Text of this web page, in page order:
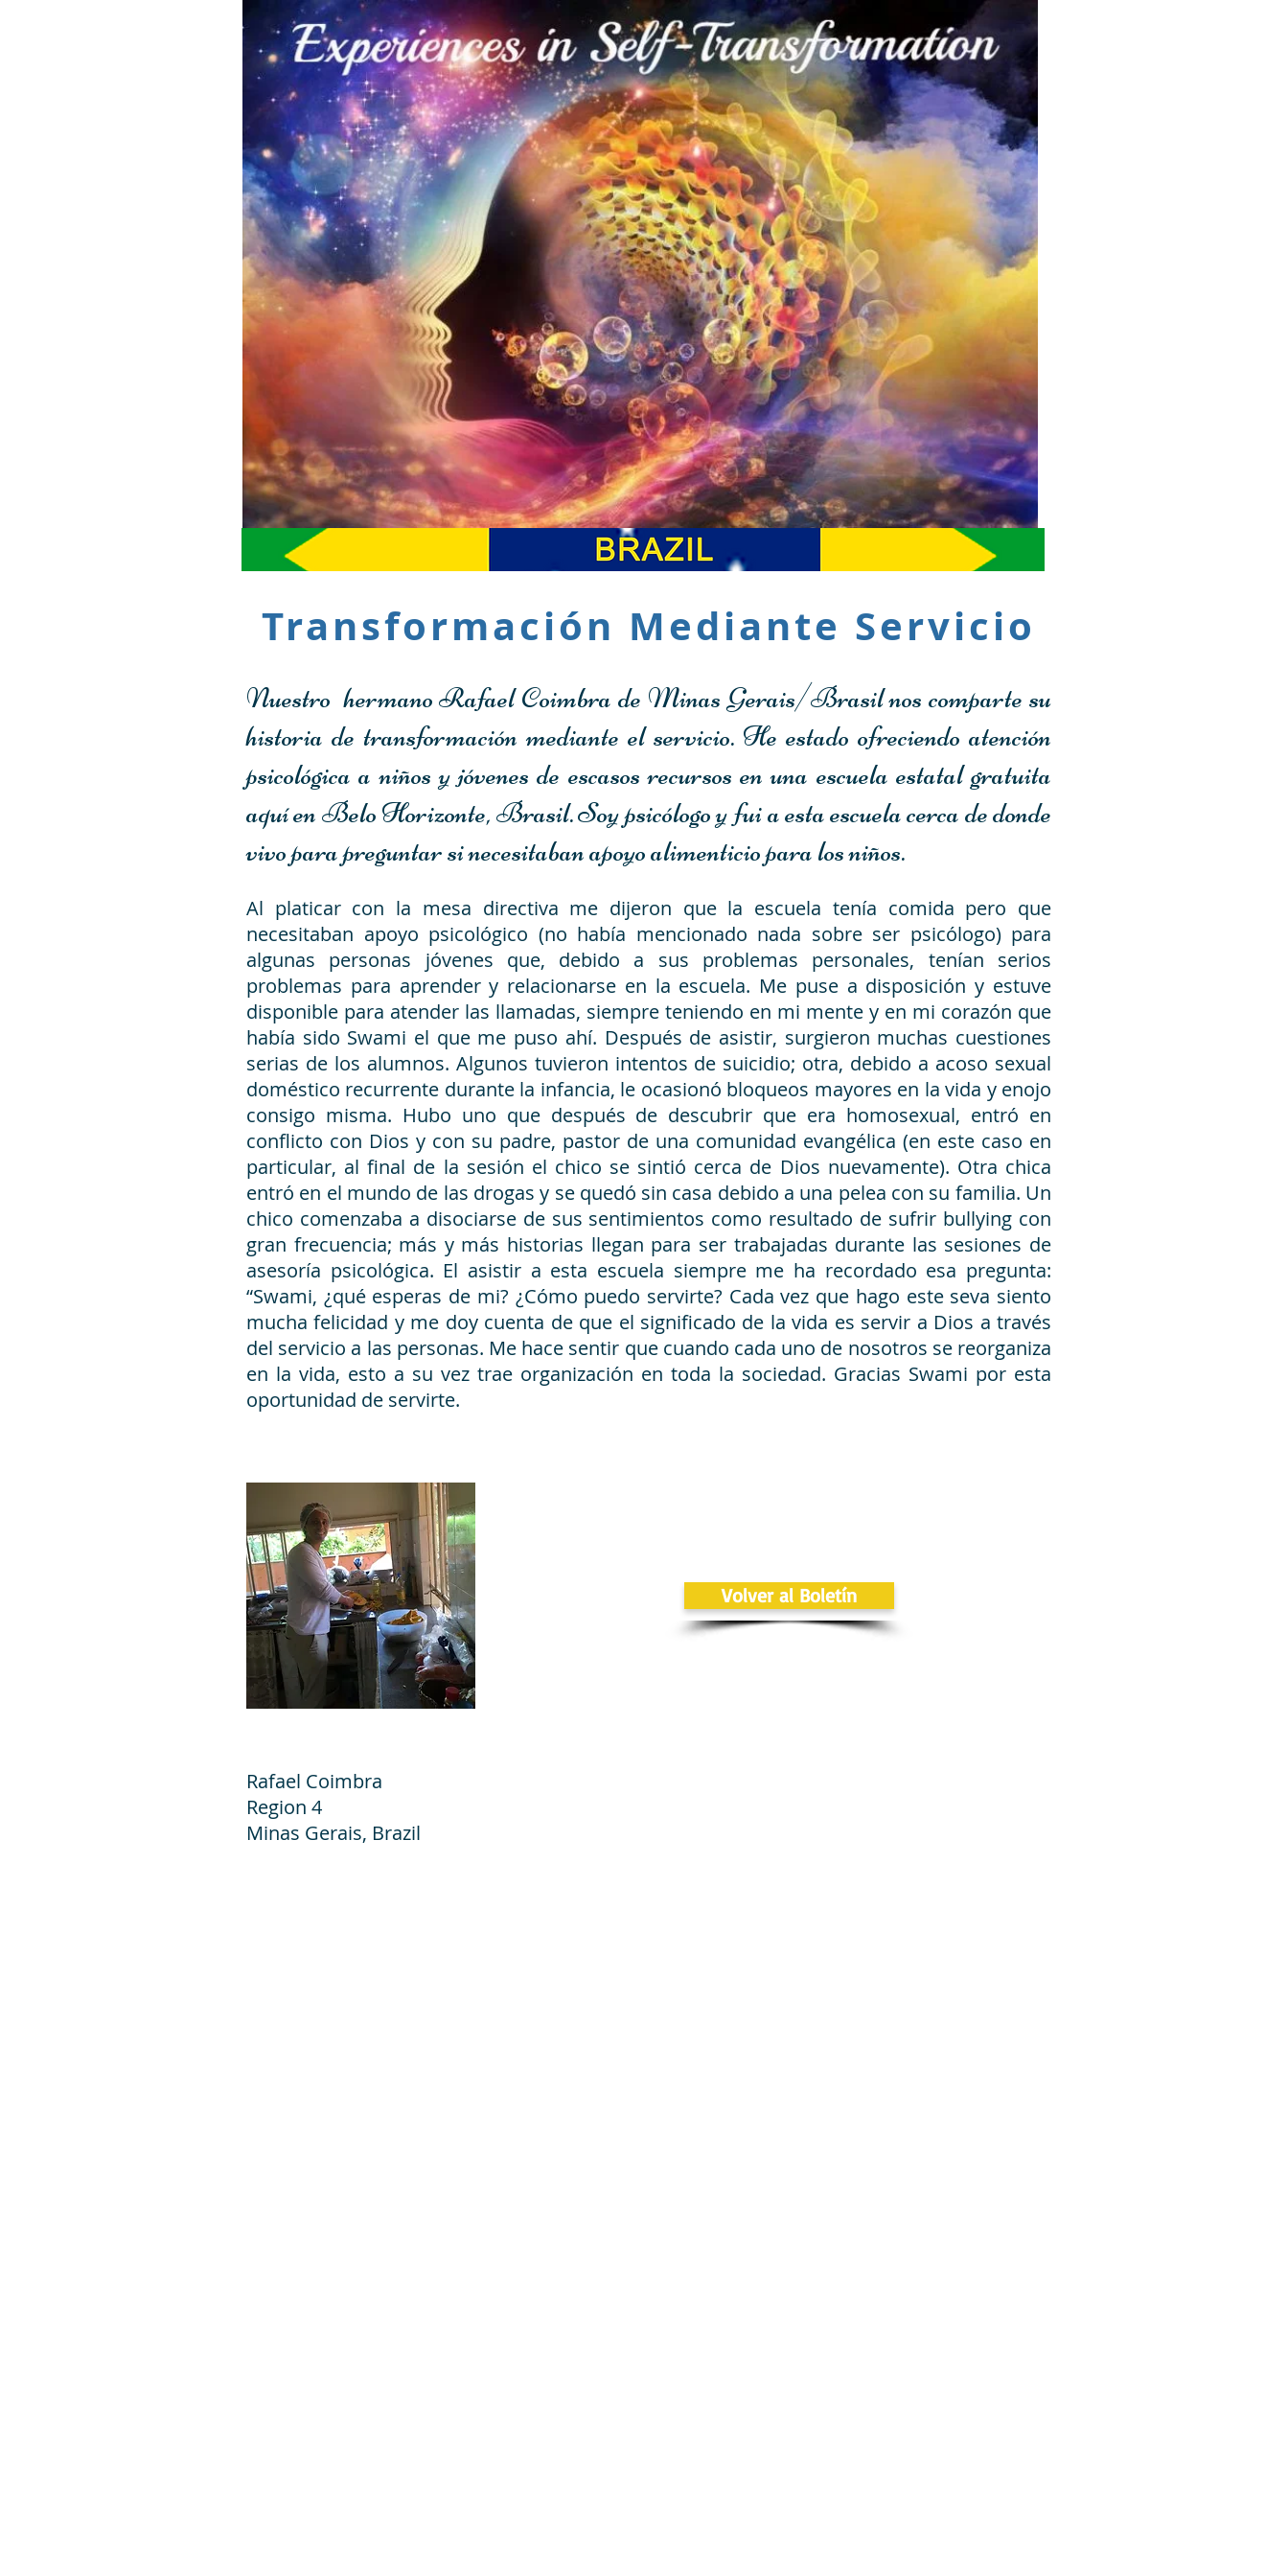
Transformación Mediante Servicio
Nuestro hermano Rafael Coimbra de Minas Gerais/Brasil nos comparte su
historia de transformación mediante el servicio. He estado ofreciendo atención
psicológica a niños y jóvenes de escasos recursos en una escuela estatal gratuita
aquí en Belo Horizonte, Brasil. Soy psicólogo y fui a esta escuela cerca de donde
vivo para preguntar si necesitaban apoyo alimenticio para los niños.
Al platicar con la mesa directiva me dijeron que la escuela tenía comida pero que
necesitaban apoyo psicológico (no había mencionado nada sobre ser psicólogo) para
algunas personas jóvenes que, debido a sus problemas personales, tenían serios
problemas para aprender y relacionarse en la escuela. Me puse a disposición y estuve
disponible para atender las llamadas, siempre teniendo en mi mente y en mi corazón que
había sido Swami el que me puso ahí. Después de asistir, surgieron muchas cuestiones
serias de los alumnos. Algunos tuvieron intentos de suicidio; otra, debido a acoso sexual
doméstico recurrente durante la infancia, le ocasionó bloqueos mayores en la vida y enojo
consigo misma. Hubo uno que después de descubrir que era homosexual, entró en
conflicto con Dios y con su padre, pastor de una comunidad evangélica (en este caso en
particular, al final de la sesión el chico se sintió cerca de Dios nuevamente). Otra chica
entró en el mundo de las drogas y se quedó sin casa debido a una pelea con su familia. Un
chico comenzaba a disociarse de sus sentimientos como resultado de sufrir bullying con
gran frecuencia; más y más historias llegan para ser trabajadas durante las sesiones de
asesoría psicológica. El asistir a esta escuela siempre me ha recordado esa pregunta:
“Swami, ¿qué esperas de mi? ¿Cómo puedo servirte? Cada vez que hago este seva siento
mucha felicidad y me doy cuenta de que el significado de la vida es servir a Dios a través
del servicio a las personas. Me hace sentir que cuando cada uno de nosotros se reorganiza
en la vida, esto a su vez trae organización en toda la sociedad. Gracias Swami por esta
oportunidad de servirte.
Volver al Boletín
Rafael Coimbra
Region 4
Minas Gerais, Brazil